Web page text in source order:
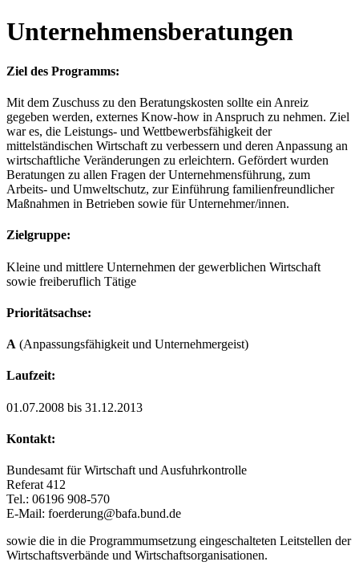
Unternehmensberatungen
Ziel des Programms:
Mit dem Zuschuss zu den Beratungskosten sollte ein Anreiz
gegeben werden, externes Know-how in Anspruch zu nehmen. Ziel
war es, die Leistungs- und Wettbewerbsfähigkeit der
mittelständischen Wirtschaft zu verbessern und deren Anpassung an
wirtschaftliche Veränderungen zu erleichtern. Gefördert wurden
Beratungen zu allen Fragen der Unternehmensführung, zum
Arbeits- und Umweltschutz, zur Einführung familienfreundlicher
Maßnahmen in Betrieben sowie für Unternehmer/innen.
Zielgruppe:
Kleine und mittlere Unternehmen der gewerblichen Wirtschaft
sowie freiberuflich Tätige
Prioritätsachse:
A (Anpassungsfähigkeit und Unternehmergeist)
Laufzeit:
01.07.2008 bis 31.12.2013
Kontakt:
Bundesamt für Wirtschaft und Ausfuhrkontrolle
Referat 412
Tel.: 06196 908-570
E-Mail: foerderung@bafa.bund.de
sowie die in die Programmumsetzung eingeschalteten Leitstellen der
Wirtschaftsverbände und Wirtschaftsorganisationen.